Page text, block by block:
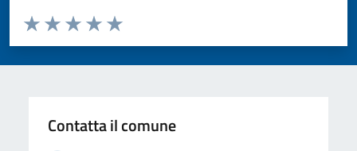
Valuta da 1 a 5 stelle la pagina
Valuta 5 stelle su 5
Valuta 4 stelle su 5
Valuta 3 stelle su 5
Valuta 2 stelle su 5
Valuta 1 stelle su 5
Contatta il comune